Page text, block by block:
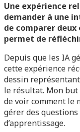
Une expérience
demander à une
de comparer
permet de
Depuis que les IA
cette expérience
dessin
le résultat. Mon but
de voir comment le
gérer des
d’apprentissage.